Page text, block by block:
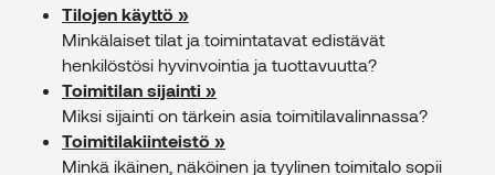
Tilojen käyttö »
Minkälaiset tilat ja toimintatavat edistävät
henkilöstösi hyvinvointia ja tuottavuutta?
Toimitilan sijainti »
Miksi sijainti on tärkein asia toimitilavalinnassa?
Toimitilakiinteistö »
Minkä ikäinen, näköinen ja tyylinen toimitalo sopii